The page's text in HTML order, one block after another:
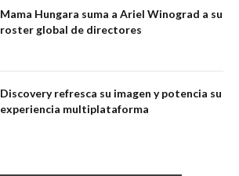
Mama Hungara suma a Ariel Winograd a su
roster global de directores
Discovery refresca su imagen y potencia su
experiencia multiplataforma